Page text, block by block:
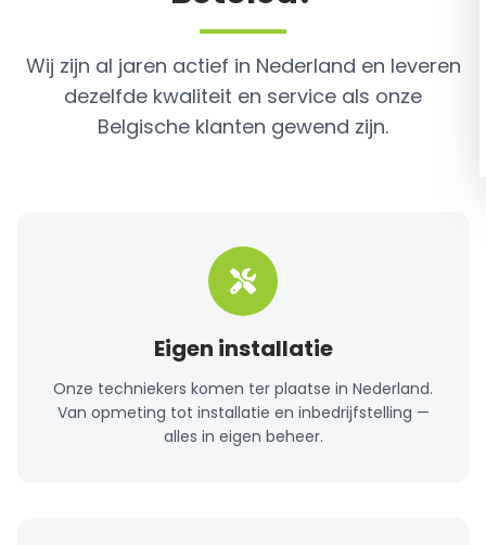
Wij zijn al jaren actief in Nederland en leveren
dezelfde kwaliteit en service als onze
Belgische klanten gewend zijn.
Eigen installatie
Onze techniekers komen ter plaatse in Nederland.
Van opmeting tot installatie en inbedrijfstelling —
alles in eigen beheer.